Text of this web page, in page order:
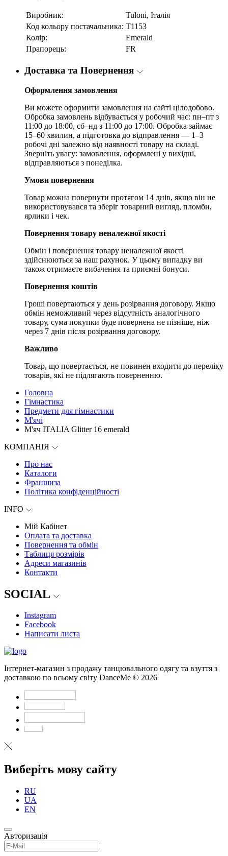
Виробник:
Tuloni, Італія
Код кольору постачальника: T1153
Колір:
Emerald
Прапорець:
FR
Доставка та Повернення
Оформлення замовлення
Ви можете оформити замовлення на сайті цілодобово.
Обробка замовлень відбувається у робочий час: пн–пт з
11:00 до 18:00, сб–нд з 11:00 до 17:00. Обробка займає
15–60 хвилин, а підготовка до відправлення — 1–3
робочі дні залежно від наявності товару на складі.
Зверніть увагу: замовлення, оформлені у вихідні,
відправляються з понеділка.
Умови повернення
Товар можна повернути протягом 14 днів, якщо він не
використовувався та зберіг товарний вигляд, пломби,
ярлики і чек.
Повернення товару неналежної якості
Обмін і повернення товару неналежної якості
здійснюються за наш рахунок. У цьому випадку ви
також отримаєте вибачення та приємні бонуси.
Повернення коштів
Гроші повертаються у день розірвання договору. Якщо
обмін неможливий через відсутність аналогічного
товару, сума покупки буде повернена не пізніше, ніж
через 7 днів після розірвання договору.
Важливо
Товар, що повертається, не повинен входити до переліку
товарів, які не підлягають поверненню.
Головна
Гімнастика
Предмети для гімнастики
М'ячі
М'яч ITALIA Glitter 16 emerald
КОМПАНІЯ
Про нас
Каталоги
Франшиза
Політика конфіденційності
INFO
Мій Кабінет
Оплата та доставка
Повернення та обмін
Таблиця розмірів
Адреси магазинів
Контакти
SOCIAL
Instagram
Facebook
Написати листа
Інтернет-магазин з продажу танцювального одягу та взуття з
доставкою по всьому світу DanceMe © 2026
Виберіть мову сайту
RU
UA
EN
Авторизація